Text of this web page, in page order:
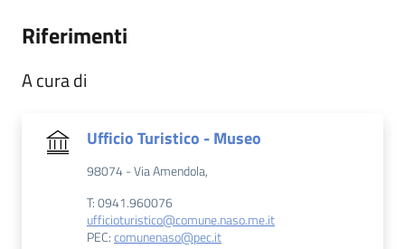
Riferimenti
A cura di
Ufficio Turistico - Museo
98074 - Via Amendola,
T: 0941.960076
ufficioturistico@comune.naso.me.it
PEC:comunenaso@pec.it